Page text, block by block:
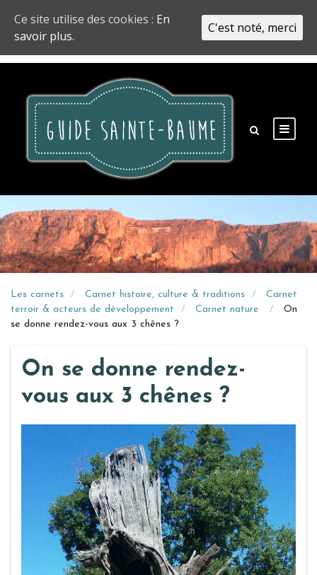
Les carnets Carnet histoire, culture & traditions
Carnet
terroir & acteurs de développement
Carnet nature
On
se donne rendez-vous aux 3 chênes ?
On se donne rendez-
vous aux 3 chênes ?
Ce site utilise des cookies : En
savoir plus.
C'est noté, merci